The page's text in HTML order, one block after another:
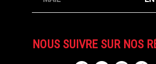
NOUS SUIVRE SUR NOS